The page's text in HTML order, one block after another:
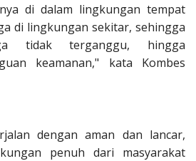
di dalam lingkungan tempat
di lingkungan sekitar, sehingga
tidak terganggu, hingga
keamanan," kata Kombes
dengan aman dan lancar,
penuh dari masyarakat